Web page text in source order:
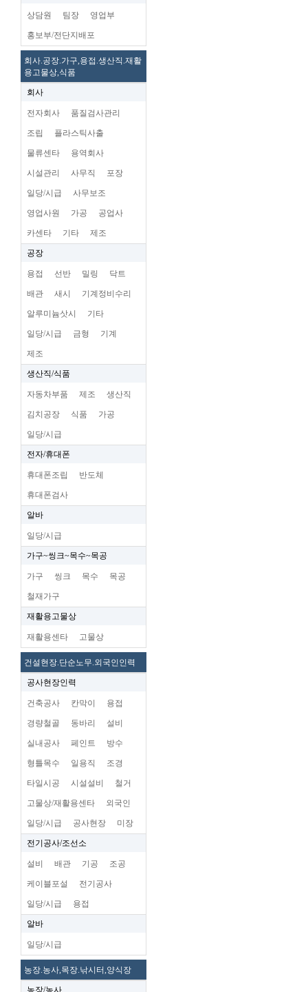
상담원 팀장 영업부
홍보부/전단지배포
회사.공장.가구,용접.생산직.재활
용고물상,식품
회사
전자회사 품질검사관리
조립 플라스틱사출
물류센타 용역회사
시설관리 사무직 포장
일당/시급 사무보조
영업사원 가공 공업사
카센타 기타 제조
공장
용접 선반 밀링 닥트
배관 새시 기계정비수리
알루미늄삿시 기타
일당/시급 금형 기계
제조
생산직/식품
자동차부품 제조 생산직
김치공장 식품 가공
일당/시급
전자/휴대폰
휴대폰조립 반도체
휴대폰검사
알바
일당/시급
가구~씽크~목수~목공
가구 씽크 목수 목공
철재가구
재활용고물상
재활용센타 고물상
건설현장.단순노무.외국인인력
공사현장인력
건축공사 칸막이 용접
경량철골 동바리 설비
실내공사 페인트 방수
형틀목수 일용직 조경
타일시공 시설설비 철거
고물상/재활용센타 외국인
일당/시급 공사현장 미장
전기공사/조선소
설비 배관 기공 조공
케이블포설 전기공사
일당/시급 용접
알바
일당/시급
농장.농사,목장.낚시터,양식장
농장/농사